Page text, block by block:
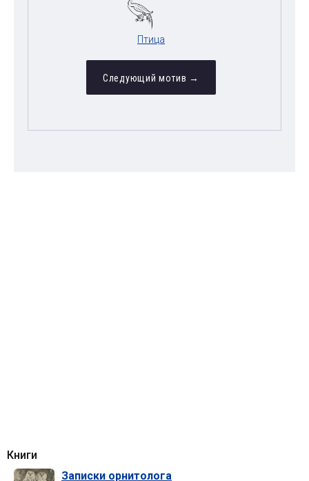
Птица
Следующий мотив →
Книги
Записки орнитолога